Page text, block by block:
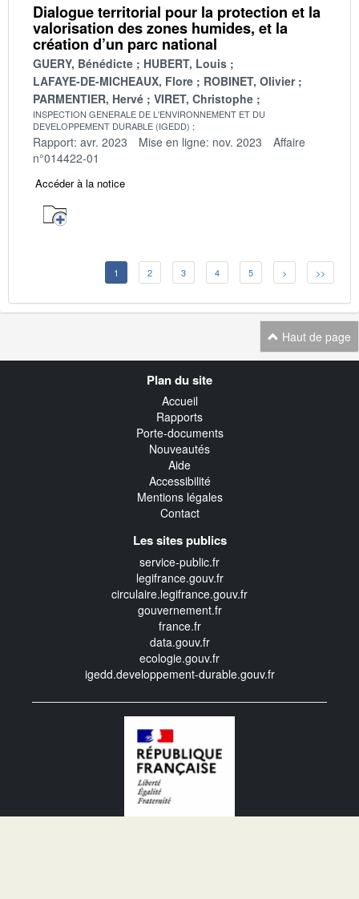
Dialogue territorial pour la protection et la
valorisation des zones humides, et la
création d’un parc national
GUERY, Bénédicte
HUBERT, Louis
LAFAYE-DE-MICHEAUX, Flore
ROBINET, Olivier
PARMENTIER, Hervé
VIRET, Christophe
INSPECTION GENERALE DE L'ENVIRONNEMENT ET DU
DEVELOPPEMENT DURABLE (IGEDD)
Rapport: avr. 2023 Mise en ligne: nov. 2023
Affaire
n°014422-01
Accéder à la notice
1 2 3 4 5 > >>
Haut de page
Plan du site
Accueil
Rapports
Porte-documents
Nouveautés
Aide
Accessibilité
Mentions légales
Contact
Les sites publics
service-public.fr
legifrance.gouv.fr
circulaire.legifrance.gouv.fr
gouvernement.fr
france.fr
data.gouv.fr
ecologie.gouv.fr
igedd.developpement-durable.gouv.fr